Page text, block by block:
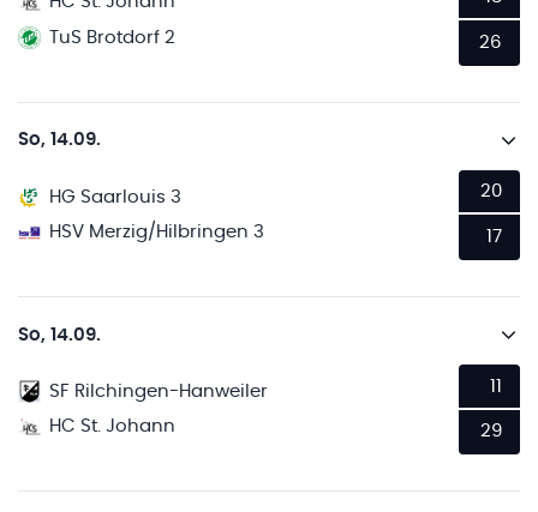
TuS Brotdorf 2
26
So, 14.09.
HG Saarlouis 3
HSV Merzig/Hilbringen 3
20
17
So, 14.09.
SF Rilchingen-Hanweiler
HC St. Johann
11
29